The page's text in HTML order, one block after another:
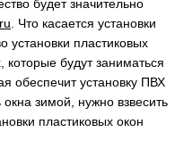
будет значительно
. Что касается установки
установки пластиковых
будут заниматься
обеспечит установку ПВХ
зимой, нужно взвесить
пластиковых окон